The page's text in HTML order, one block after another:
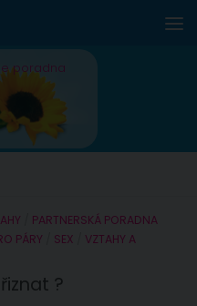
poradna
PARTNERSKÁ PORADNA
PÁRY SEX
VZTAHY A
?